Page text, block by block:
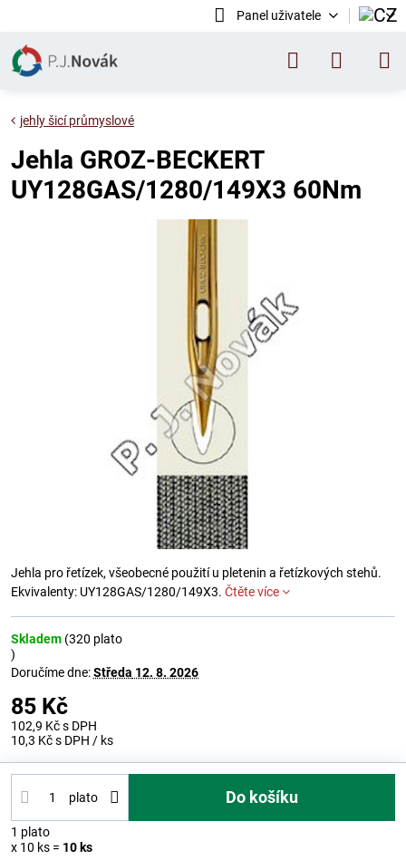
Panel uživatele
jehly šicí průmyslové
Jehla GROZ-BECKERT
UY128GAS/1280/149X3 60Nm
Jehla pro řetízek, všeobecné použití u pletenin a řetízkových stehů.
Ekvivalenty: UY128GAS/1280/149X3. Čtěte více
Skladem (320 plato
)
Doručíme dne:Středa 12. 8. 2026
85 Kč
102,9 Kčs DPH
10,3 Kčs DPH / ks
plato Do košíku
1 plato
x 10 ks = 10 ks